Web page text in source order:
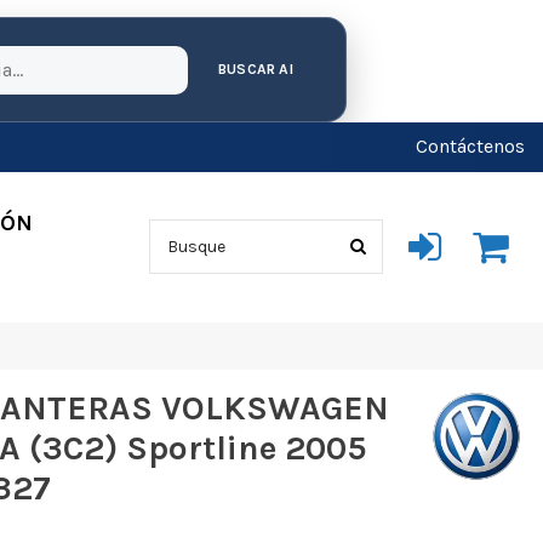
BUSCAR AI
Contáctenos
VOLKSWAGEN
(3C2) Sportline 2005